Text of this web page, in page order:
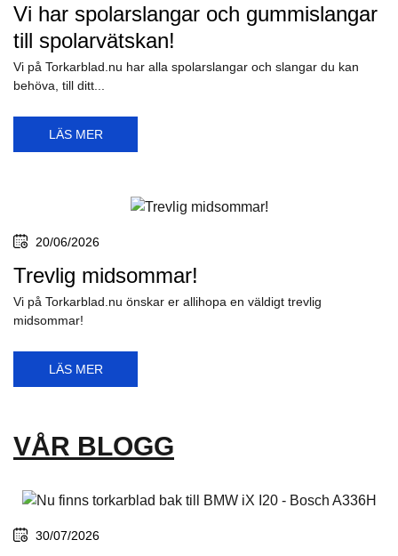
Vi har spolarslangar och gummislangar
till spolarvätskan!
Vi på Torkarblad.nu har alla spolarslangar och slangar du kan
behöva, till ditt...
LÄS MER
20/06/2026
Trevlig midsommar!
Vi på Torkarblad.nu önskar er allihopa en väldigt trevlig
midsommar!
LÄS MER
VÅR BLOGG
30/07/2026